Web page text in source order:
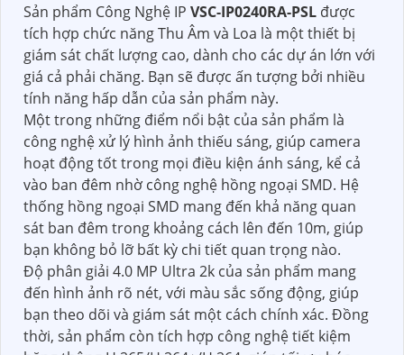
Sản phẩm Công Nghệ IP VSC-IP0240RA-PSL được
tích hợp chức năng Thu Âm và Loa là một thiết bị
giám sát chất lượng cao, dành cho các dự án lớn với
giá cả phải chăng. Bạn sẽ được ấn tượng bởi nhiều
tính năng hấp dẫn của sản phẩm này.
Một trong những điểm nổi bật của sản phẩm là
công nghệ xử lý hình ảnh thiếu sáng, giúp camera
hoạt động tốt trong mọi điều kiện ánh sáng, kể cả
vào ban đêm nhờ công nghệ hồng ngoại SMD. Hệ
thống hồng ngoại SMD mang đến khả năng quan
sát ban đêm trong khoảng cách lên đến 10m, giúp
bạn không bỏ lỡ bất kỳ chi tiết quan trọng nào.
Độ phân giải 4.0 MP Ultra 2k của sản phẩm mang
đến hình ảnh rõ nét, với màu sắc sống động, giúp
bạn theo dõi và giám sát một cách chính xác. Đồng
thời, sản phẩm còn tích hợp công nghệ tiết kiệm